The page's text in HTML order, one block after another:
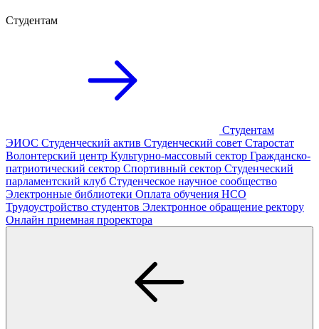
Студентам
Студентам
ЭИОС Студенческий актив Студенческий совет Старостат
Волонтерский центр Культурно-массовый сектор Гражданско-
патриотический сектор Спортивный сектор Студенческий
парламентский клуб Студенческое научное сообщество
Электронные библиотеки Оплата обучения НСО
Трудоустройство студентов Электронное обращение ректору
Онлайн приемная проректора